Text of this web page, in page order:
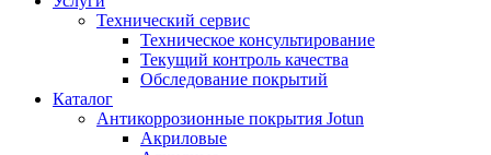
Технический сервис
Техническое консультирование
Текущий контроль качества
Обследование покрытий
Каталог
Антикоррозионные покрытия Jotun
Акриловые